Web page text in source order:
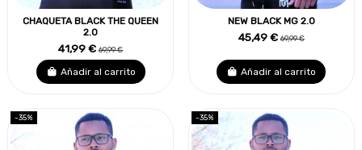
CHAQUETA BLACK THE QUEEN
2.0
41,99 €69,99 €
Añadir al carrito
NEW BLACK MG 2.0
45,49 €69,99 €
Añadir al carrito
-35% -35%